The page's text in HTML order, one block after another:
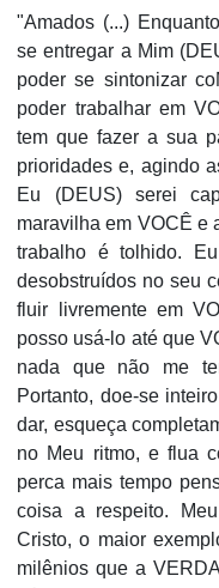
"Amados (...)
se entregar a Mim
poder se sintonizar
poder trabalhar em
tem que fazer a sua
prioridades e, agindo
Eu (DEUS) serei
maravilha em VOCÊ e
trabalho é tolhido.
desobstruídos no seu
fluir livremente em
posso usá-lo até que
nada que não me
Portanto, doe-se
dar, esqueça
no Meu ritmo, e flua
perca mais tempo
coisa a respeito.
Cristo, o maior
milênios que a